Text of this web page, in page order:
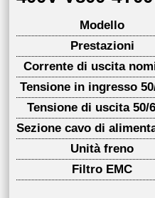
Modello
Prestazioni
Corrente di uscita
Tensione in ingresso
Tensione di uscita 50/
Sezione cavo di
Unità freno
Filtro EMC